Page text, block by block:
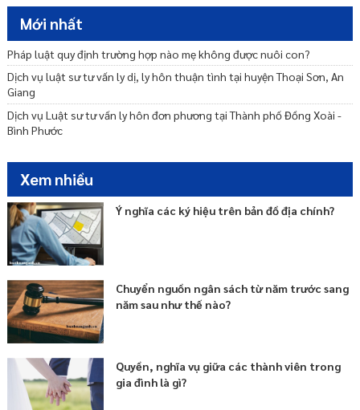
Mới nhất
Pháp luật quy định trường hợp nào mẹ không được nuôi con?
Dịch vụ luật sư tư vấn ly dị, ly hôn thuận tình tại huyện Thoại Sơn, An
Giang
Dịch vụ Luật sư tư vấn ly hôn đơn phương tại Thành phố Đồng Xoài -
Bình Phước
Xem nhiều
Ý nghĩa các ký hiệu trên bản đồ địa chính?
Chuyển nguồn ngân sách từ năm trước sang
năm sau như thế nào?
Quyền, nghĩa vụ giữa các thành viên trong
gia đình là gì?